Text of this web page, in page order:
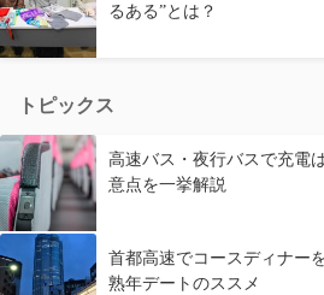
るある”とは？
トピックス
高速バス・夜行バスで充電
意点を一挙解説
首都高速でコースディナー
熟年デートのススメ